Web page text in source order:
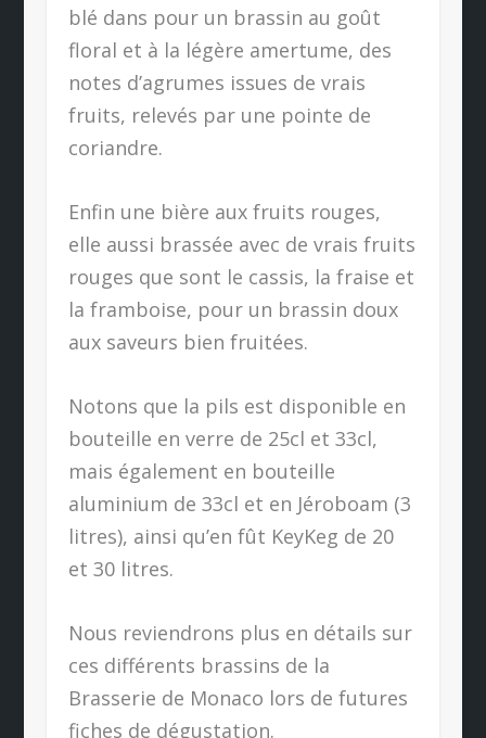
blé dans pour un brassin au goût
floral et à la légère amertume, des
notes d’agrumes issues de vrais
fruits, relevés par une pointe de
coriandre.
Enfin une bière aux fruits rouges,
elle aussi brassée avec de vrais fruits
rouges que sont le cassis, la fraise et
la framboise, pour un brassin doux
aux saveurs bien fruitées.
Notons que la pils est disponible en
bouteille en verre de 25cl et 33cl,
mais également en bouteille
aluminium de 33cl et en Jéroboam (3
litres), ainsi qu’en fût KeyKeg de 20
et 30 litres.
Nous reviendrons plus en détails sur
ces différents brassins de la
Brasserie de Monaco lors de futures
fiches de dégustation.